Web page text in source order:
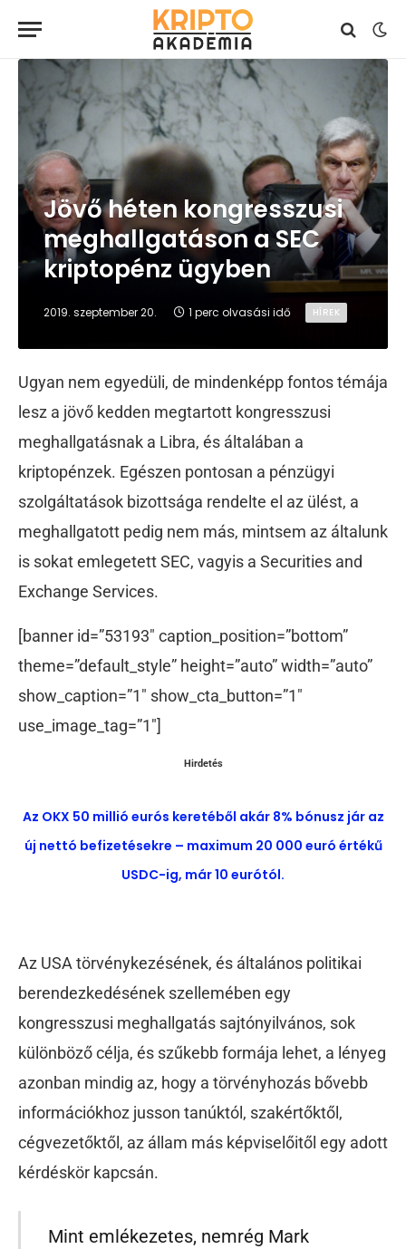
Jövő héten kongresszusi
meghallgatáson a SEC
kriptopénz ügyben
2019. szeptember 20. 1 perc olvasási idő HÍREK
Ugyan nem egyedüli, de mindenképp fontos témája
lesz a jövő kedden megtartott kongresszusi
meghallgatásnak a Libra, és általában a
kriptopénzek. Egészen pontosan a pénzügyi
szolgáltatások bizottsága rendelte el az ülést, a
meghallgatott pedig nem más, mintsem az általunk
is sokat emlegetett SEC, vagyis a Securities and
Exchange Services.
[banner id=”53193″ caption_position=”bottom”
theme=”default_style” height=”auto” width=”auto”
show_caption=”1″ show_cta_button=”1″
use_image_tag=”1″]
Hirdetés
Az OKX 50 millió eurós keretéből akár 8% bónusz jár az
új nettó befizetésekre – maximum 20 000 euró értékű
USDC-ig, már 10 eurótól.
Az USA törvénykezésének, és általános politikai
berendezkedésének szellemében egy
kongresszusi meghallgatás sajtónyilvános, sok
különböző célja, és szűkebb formája lehet, a lényeg
azonban mindig az, hogy a törvényhozás bővebb
információkhoz jusson tanúktól, szakértőktől,
cégvezetőktől, az állam más képviselőitől egy adott
kérdéskör kapcsán.
Mint emlékezetes, nemrég Mark